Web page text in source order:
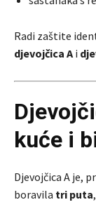
Radi zaštite
djevojčica Ai
kuće i
Djevojčica A je,
boravila tri puta